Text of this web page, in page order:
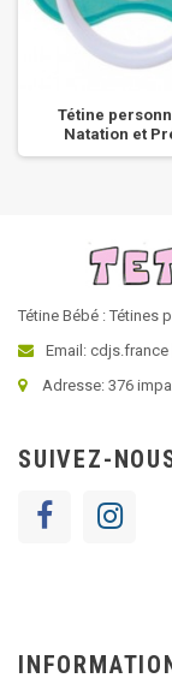
Tétine
Natation et
Tétine Bébé : Tétines
Email:
Adresse: 376
SUIVEZ-